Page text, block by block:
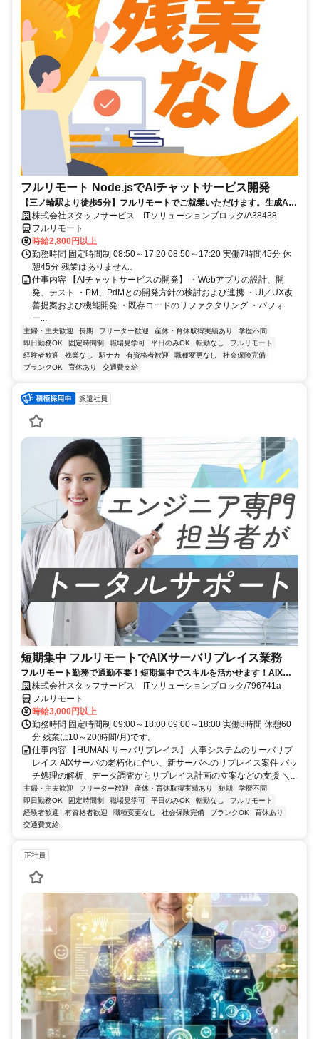
フルリモート Node.jsでAIチャットサービス開発
【三ノ輪駅より徒歩5分】フルリモートでご就業いただけます。生成AI
を活用したサービス開発に携われます。企画提案から改善まで幅広く関
われる環境です☆
株式会社スタッフサービス ITソリューションブロック/A38438
フルリモート
時給2,800円以上
勤務時間 固定時間制 08:50～17:20 08:50～17:20 実働7時間45分 休
憩45分 残業はありません。
仕事内容 【AIチャットサービスの開発】 ・Webアプリの設計、開
発、テスト ・PM、PdMとの開発方針の検討および連携 ・UI／UX改
善提案および機能開発 ・既存コードのリファクタリング ・パフォ
ー...
主婦・主夫歓迎 長期 フリーター歓迎 産休・育休取得実績あり
学歴不問
即日勤務OK
固定時間制 職場見学可 平日のみOK 転勤なし
フルリモート
経験者歓迎
残業なし 駅ナカ 有資格者歓迎 職種変更なし
社会保険完備
ブランクOK
育休あり 交通費支給
派遣社員
短期集中 フルリモートでAIXサーバリプレイス業務
フルリモート勤務で通勤不要！短期集中でスキルを活かせます！AIXの
経験を積むチャンス！
株式会社スタッフサービス ITソリューションブロック/796741a
フルリモート
時給3,000円以上
勤務時間 固定時間制 09:00～18:00 09:00～18:00 実働8時間 休憩60
分 残業は10～20(時間/月)です。
仕事内容 【HUMAN サーバリプレイス】 人事システムのサーバリプ
レイス AIXサーバの老朽化に伴い、新サーバへのリプレイス案件 バッ
チ処理の解析、データ調査からリプレイス計画の立案などの支援 ＼...
主婦・主夫歓迎 フリーター歓迎 産休・育休取得実績あり 短期
学歴不問
即日勤務OK
固定時間制 職場見学可 平日のみOK 転勤なし
フルリモート
経験者歓迎
有資格者歓迎 職種変更なし 社会保険完備 ブランクOK
育休あり
交通費支給
正社員